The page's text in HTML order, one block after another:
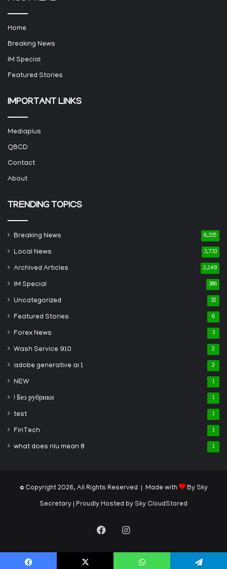
Home
Breaking News
IM Special
Featured Stories
IMPORTANT LINKS
Mediaplus
QBCD
Contact
About
TRENDING TOPICS
Breaking News 6,335
Local News 3,733
Archived Articles 2,149
IM Special 386
Uncategorized 32
Featured Stories 6
Forex News 3
Wash Service 910 2
adobe generative ai 1 2
NEW 1
! Без рубрики 1
test 1
FinTech 1
what does nlu mean 8 1
© Copyright 2026, All Rights Reserved | Made with By Sky
Secretary | Proudly Hosted by Sky CloudStored
FacebookInstagram